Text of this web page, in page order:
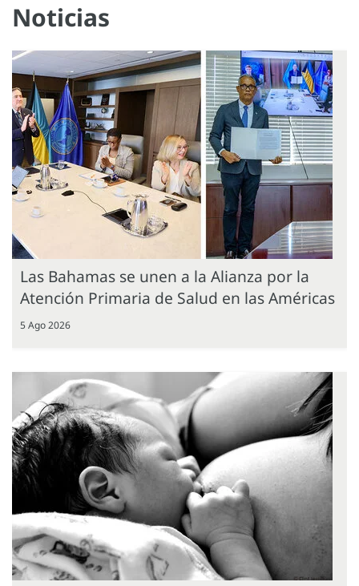
Noticias
Las Bahamas se unen a la Alianza por la
Atención Primaria de Salud en las Américas
5 Ago 2026